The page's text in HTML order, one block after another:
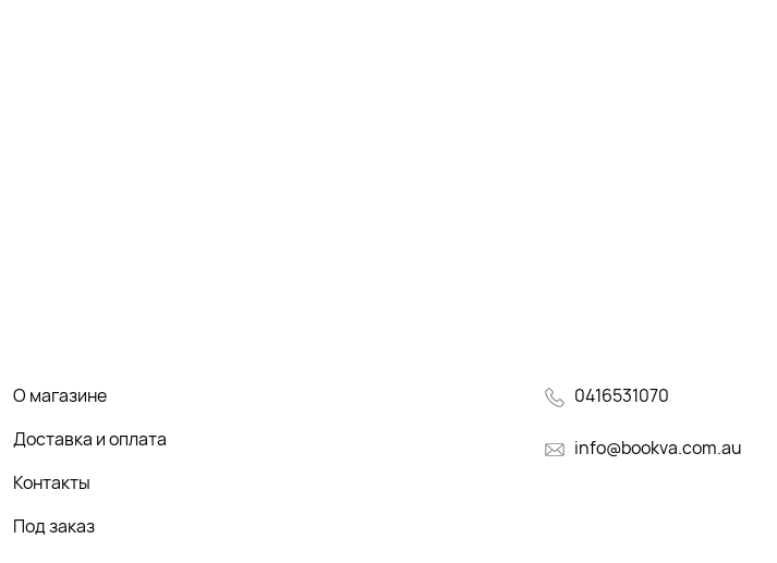
О магазине
Доставка и оплата
Контакты
Под заказ
0416531070
info@bookva.com.au